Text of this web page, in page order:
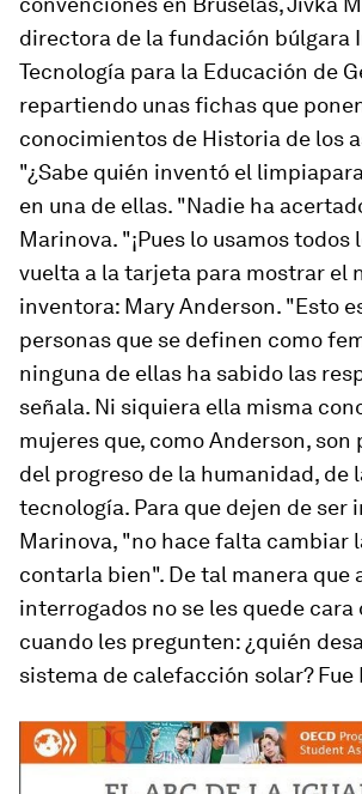
directora de la fundación búlgara
Tecnología para la Educación de
repartiendo unas fichas que
conocimientos de Historia de los
"¿Sabe quién inventó el
en una de ellas. "Nadie ha
Marinova. "¡Pues lo usamos todos
vuelta a la tarjeta para mostrar el
inventora: Mary Anderson. "Esto
personas que se definen como
ninguna de ellas ha sabido las
señala. Ni siquiera ella misma
mujeres que, como Anderson,
del progreso de la humanidad, de
tecnología. Para que dejen de ser
Marinova, "no hace falta cambiar
contarla bien". De tal manera que
interrogados no se les quede cara
cuando les pregunten: ¿quién
sistema de calefacción solar? Fue